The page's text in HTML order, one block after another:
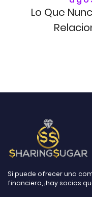
Lo Que
Si puede ofrecer una
financiera, ¡hay socios